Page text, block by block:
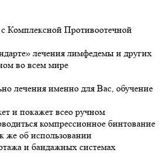
Комплексной Противоотечной
лечения лимфедемы и других
во всем мире
лечения именно для Вас, обучение
и покажет всео ручном
компрессионное бинтование
же об использовании
и бандажных системах